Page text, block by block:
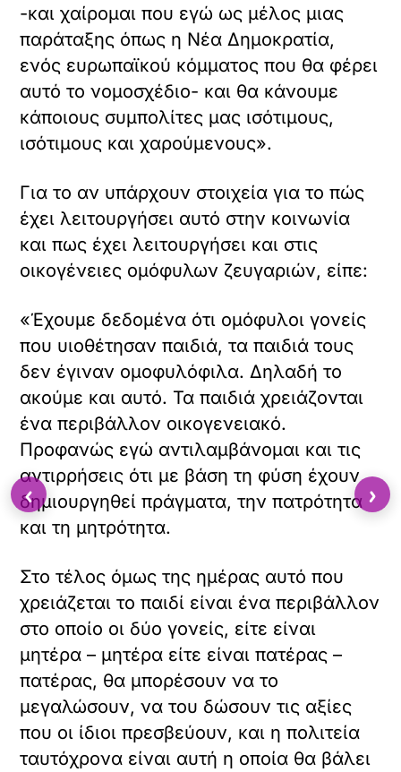
-και χαίρομαι που εγώ ως μέλος μιας
παράταξης όπως η Νέα Δημοκρατία,
ενός ευρωπαϊκού κόμματος που θα φέρει
αυτό το νομοσχέδιο- και θα κάνουμε
κάποιους συμπολίτες μας ισότιμους,
ισότιμους και χαρούμενους».
Για το αν υπάρχουν στοιχεία για το πώς
έχει λειτουργήσει αυτό στην κοινωνία
και πως έχει λειτουργήσει και στις
οικογένειες ομόφυλων ζευγαριών, είπε:
«Έχουμε δεδομένα ότι ομόφυλοι γονείς
που υιοθέτησαν παιδιά, τα παιδιά τους
δεν έγιναν ομοφυλόφιλα. Δηλαδή το
ακούμε και αυτό. Τα παιδιά χρειάζονται
ένα περιβάλλον οικογενειακό.
Προφανώς εγώ αντιλαμβάνομαι και τις
αντιρρήσεις ότι με βάση τη φύση έχουν
δημιουργηθεί πράγματα, την πατρότητα
και τη μητρότητα.
Στο τέλος όμως της ημέρας αυτό που
χρειάζεται το παιδί είναι ένα περιβάλλον
στο οποίο οι δύο γονείς, είτε είναι
μητέρα – μητέρα είτε είναι πατέρας –
πατέρας, θα μπορέσουν να το
μεγαλώσουν, να του δώσουν τις αξίες
που οι ίδιοι πρεσβεύουν, και η πολιτεία
ταυτόχρονα είναι αυτή η οποία θα βάλει
‹ ›